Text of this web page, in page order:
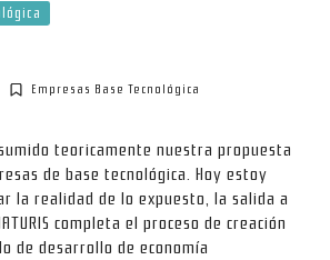
Publicada
Empresas Base Tecnológica
teoricamente nuestra propuesta
de base tecnológica. Hoy estoy
la realidad de lo expuesto, la salida a
completa el proceso de creación
de desarrollo de economía